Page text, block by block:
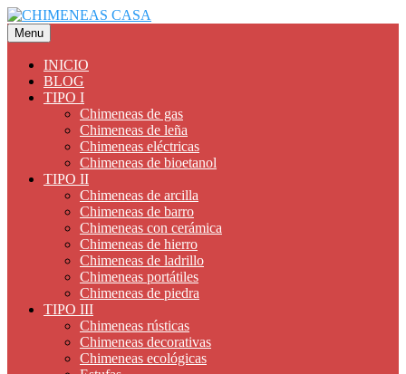
Saltar
al
contenido
Menu
INICIO
BLOG
TIPO I
Chimeneas de gas
Chimeneas de leña
Chimeneas eléctricas
Chimeneas de bioetanol
TIPO II
Chimeneas de arcilla
Chimeneas de barro
Chimeneas con cerámica
Chimeneas de hierro
Chimeneas de ladrillo
Chimeneas portátiles
Chimeneas de piedra
TIPO III
Chimeneas rústicas
Chimeneas decorativas
Chimeneas ecológicas